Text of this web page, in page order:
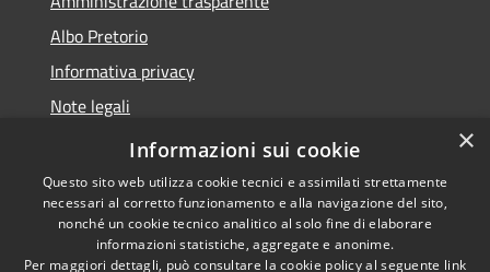
Albo Pretorio
Informativa privacy
Note legali
Dichiarazione di accessibilità
Copyright © 2026 • Comune di
×
Informazioni sui cookie
Questo sito web utilizza cookie tecnici e assimilati strettamente
necessari al corretto funzionamento e alla navigazione del sito,
nonché un cookie tecnico analitico al solo fine di elaborare
informazioni statistiche, aggregate e anonime.
Per maggiori dettagli, può consultare la cookie policy al seguente link